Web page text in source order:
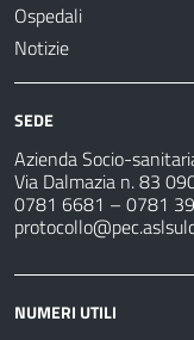
Ospedali
Notizie
SEDE
Azienda Socio-
Via Dalmazia n. 83
0781 6681 – 0781
NUMERI UTILI